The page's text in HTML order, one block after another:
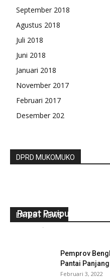
September 2018
Agustus 2018
Juli 2018
Juni 2018
Januari 2018
November 2017
Februari 2017
Desember 202
DPRD MUKOMUKO
LATEST NEWS
Rapat Paripurna DPRD
-
Pemprov
Pantai Panjang
Februari 3, 2022